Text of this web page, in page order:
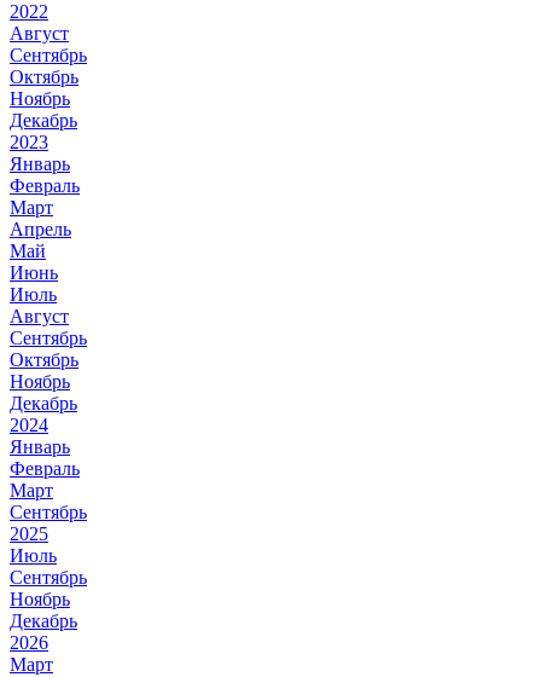
2022
Август
Сентябрь
Октябрь
Ноябрь
Декабрь
2023
Январь
Февраль
Март
Апрель
Май
Июнь
Июль
Август
Сентябрь
Октябрь
Ноябрь
Декабрь
2024
Январь
Февраль
Март
Сентябрь
2025
Июль
Сентябрь
Ноябрь
Декабрь
2026
Март